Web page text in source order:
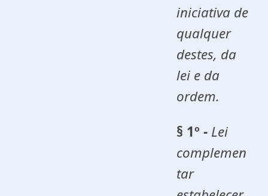
iniciativa de
qualquer
destes, da
lei e da
ordem.
§ 1º - Lei
complemen
tar